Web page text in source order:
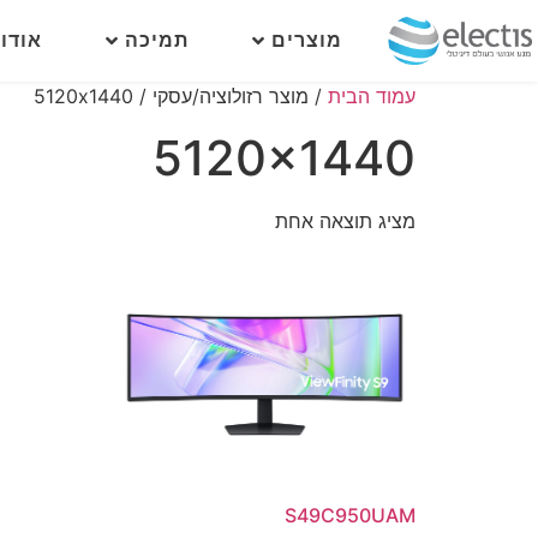
מוצרים תמיכה
עמוד הבית / מוצר רזולוציה/עסקי / 5120x1440
5120x1440
מציג תוצאה אחת
S49C950UAM